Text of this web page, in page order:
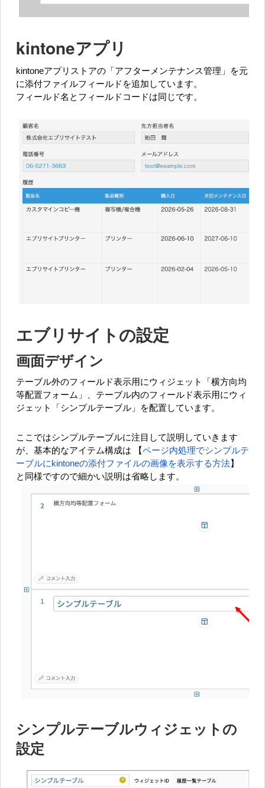
kintoneアプリ
kintoneアプリストアの「アフターメンテナンス管理」を元
に添付ファイルフィールドを追加しています。
フィールド名とフィールドコードは同じです。
エブリサイトの設定
画面デザイン
テーブル外のフィールド表示用にウィジェット「横方向均
等配置フォーム」、テーブル内のフィールド表示用にウィ
ジェット「シンプルテーブル」を配置しています。
ここではシンプルテーブルに注目して説明していきます
が、基本的なアイテム構成は 【ページ内処理でシンプルテ
ーブルにkintoneの添付ファイルの画像を表示する方法】
と同様ですので細かい説明は省略します。
シンプルテーブルウィジェットの
設定